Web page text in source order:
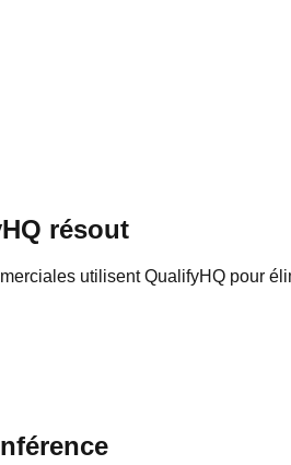
résout
utilisent QualifyHQ pour